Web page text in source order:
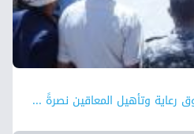
وتأهيل المعاقين نصرةً ...